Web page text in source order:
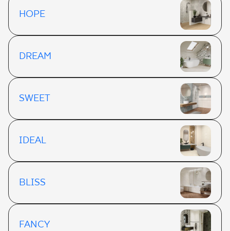
HOPE
DREAM
SWEET
IDEAL
BLISS
FANCY